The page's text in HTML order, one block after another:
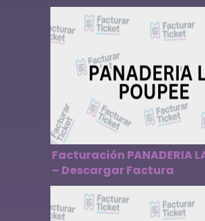
Facturación PANADERIA
– Descargar Factura